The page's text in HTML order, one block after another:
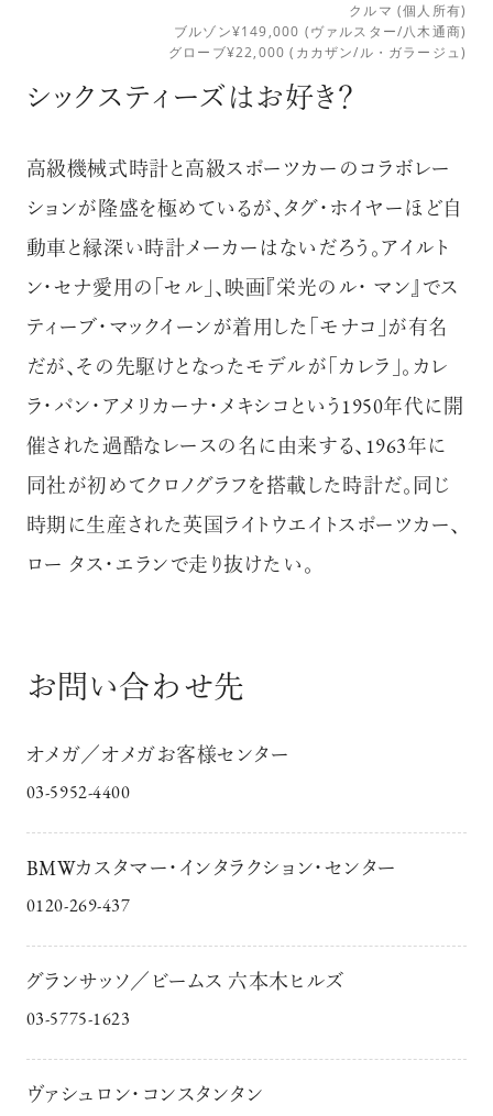
クルマ (個人所有)
ブルゾン¥149,000 (ヴァルスター/八木通商)
グローブ¥22,000 (カカザン/ル・ガラージュ)
シックスティーズはお好き？
高級機械式時計と高級スポーツカーのコラボレー
ションが隆盛を極めているが、タグ・ホイヤーほど自
動車と縁深い時計メーカーはないだろう。アイルト
ン・セナ愛用の「セル」、映画『栄光のル・ マン』でス
ティーブ・マックイーンが着用した「モナコ」が有名
だが、その先駆けとなったモデルが「カレラ」。カレ
ラ・パン・アメリカーナ・メキシコという1950年代に開
催された過酷なレースの名に由来する、1963年に
同社が初めてクロノグラフを搭載した時計だ。同じ
時期に生産された英国ライトウエイトスポーツカー、
ロー タス・エランで走り抜けたい。
お問い合わせ先
オメガ／オメガお客様センター
03-5952-4400
BMWカスタマー・インタラクション・センター
0120-269-437
グランサッソ／ビームス 六本木ヒルズ
03-5775-1623
ヴァシュロン・コンスタンタン